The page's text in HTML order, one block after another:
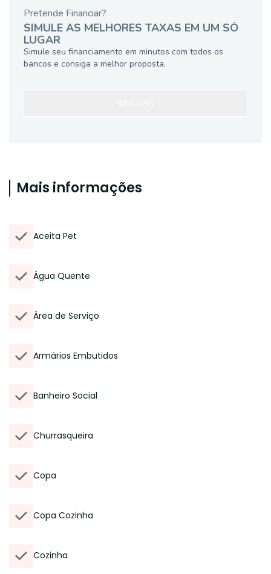
Pretende Financiar?
SIMULE AS MELHORES TAXAS EM UM SÓ
LUGAR
Simule seu financiamento em minutos com todos os
bancos e consiga a melhor proposta.
Mais informações
Aceita Pet
Água Quente
Área de Serviço
Armários Embutidos
Banheiro Social
Churrasqueira
Copa
Copa Cozinha
Cozinha